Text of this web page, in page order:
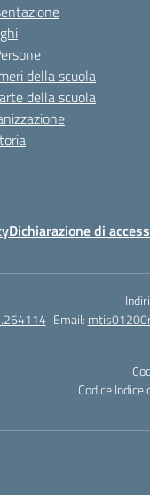
della scuola
della scuola
Dichiarazione di
Email:
Codice